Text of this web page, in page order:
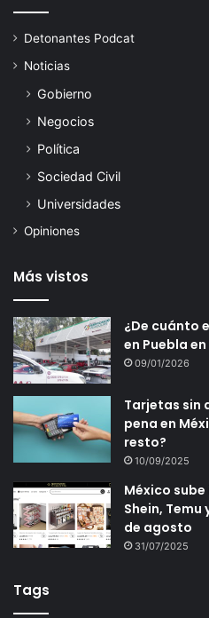
Detonantes Podcat
Noticias
Gobierno
Negocios
Política
Sociedad Civil
Universidades
Opiniones
Más vistos
¿De cuánto
en Puebla
09/01/2026
Tarjetas sin
pena en
resto?
10/09/2025
México
Shein, Temu
de agosto
31/07/2025
Tags